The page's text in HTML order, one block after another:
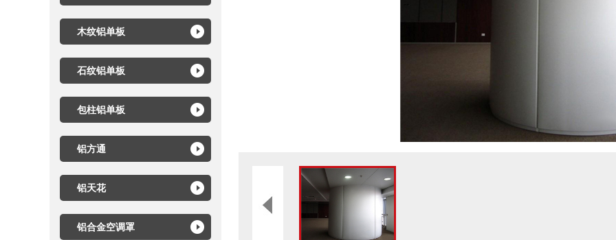
木纹铝单板
石纹铝单板
包柱铝单板
铝方通
铝天花
铝合金空调罩